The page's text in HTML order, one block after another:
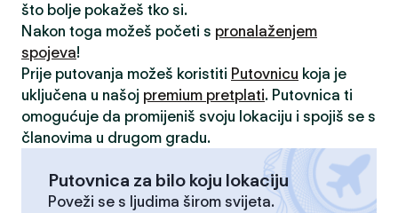
što bolje pokažeš tko si.
Nakon toga možeš početi s pronalaženjem
spojeva!
Prije putovanja možeš koristiti Putovnicu koja je
uključena u našoj premium pretplati. Putovnica ti
omogućuje da promijeniš svoju lokaciju i spojiš se s
članovima u drugom gradu.
Putovnica za bilo koju lokaciju
Poveži se s ljudima širom svijeta.